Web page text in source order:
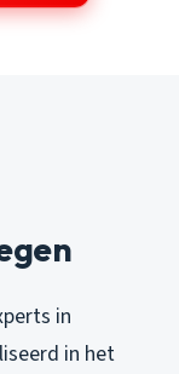
in
in het